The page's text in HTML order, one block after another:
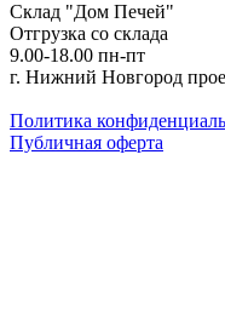
Склад "Дом Печей"
Отгрузка со склада
9.00-18.00 пн-пт
г. Нижний Новгород
Политика
Публичная оферта